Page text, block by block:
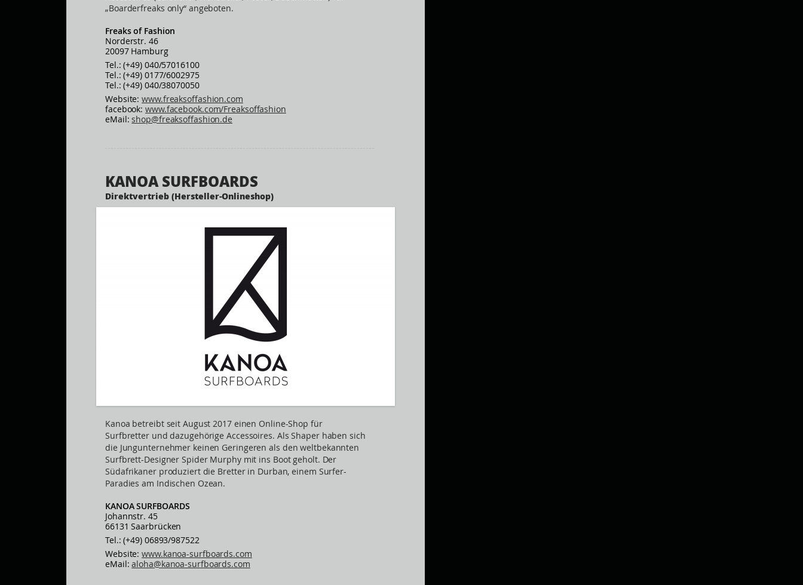
„Boarderfreaks only“ angeboten.
Freaks of Fashion
Norderstr. 46
20097 Hamburg
Tel.: (+49) 040/57016100
Tel.: (+49) 0177/6002975
Tel.: (+49) 040/38070050
Website:www.freaksoffashion.com
facebook:www.facebook.com/Freaksoffashion
eMail:shop@freaksoffashion.de
KANOA SURFBOARDS
Direktvertrieb (Hersteller-Onlineshop)
Kanoa betreibt seit August 2017 einen Online-Shop für
Surfbretter und dazugehörige Accessoires. Als Shaper haben sich
die Jungunternehmer keinen Geringeren als den weltbekannten
Surfbrett-Designer Spider Murphy mit ins Boot geholt. Der
Südafrikaner produziert die Bretter in Durban, einem Surfer-
Paradies am Indischen Ozean.
KANOA SURFBOARDS
Johannstr. 45
66131 Saarbrücken
Tel.: (+49) 06893/987522
Website:www.kanoa-surfboards.com
eMail:aloha@kanoa-surfboards.com